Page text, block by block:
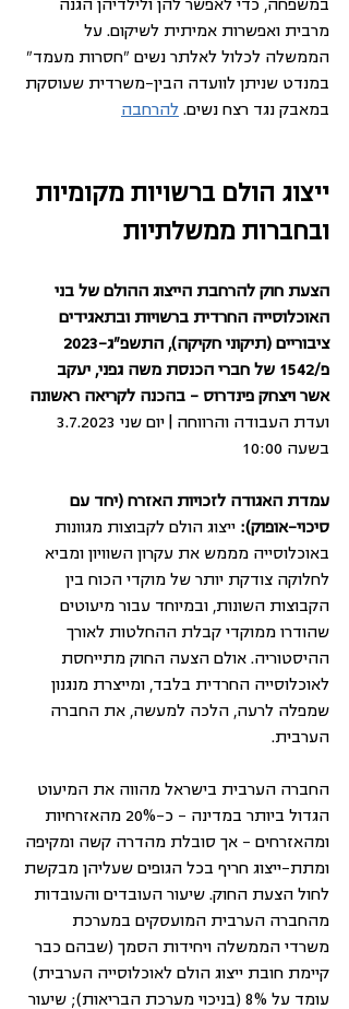
במשפחה, כדי לאפשר להן ולילדיהן הגנה
מרבית ואפשרות אמיתית לשיקום. על
הממשלה לכלול לאלתר נשים "חסרות מעמד"
במנדט שניתן לוועדה הבין-משרדית שעוסקת
במאבק נגד רצח נשים. להרחבה
ייצוג הולם ברשויות מקומיות
ובחברות ממשלתיות
הצעת חוק להרחבת הייצוג ההולם של בני
האוכלוסייה החרדית ברשויות ובתאגידים
פ/1542 של חברי הכנסת משה גפני, יעקב
אשר ויצחק פינדרוס – בהכנה לקריאה ראשונה
בשעה 10:00
עמדת האגודה לזכויות האזרח (יחד עם
סיכוי-אופוק): ייצוג הולם לקבוצות מגוונות
באוכלוסייה מממש את עקרון השוויון ומביא
לחלוקה צודקת יותר של מוקדי הכוח בין
הקבוצות השונות, ובמיוחד עבור מיעוטים
שהודרו ממוקדי קבלת ההחלטות לאורך
ההיסטוריה. אולם הצעה החוק מתייחסת
לאוכלוסייה החרדית בלבד, ומייצרת מנגנון
שמפלה לרעה, הלכה למעשה, את החברה
הערבית.
החברה הערבית בישראל מהווה את המיעוט
הגדול ביותר במדינה – כ-20% מהאזרחיות
ומהאזרחים – אך סובלת מהדרה קשה ומקיפה
ומתת-ייצוג חריף בכל הגופים שעליהן מבקשת
לחול הצעת החוק. שיעור העובדים והעובדות
מהחברה הערבית המועסקים במערכת
משרדי הממשלה ויחידות הסמך (שבהם כבר
קיימת חובת ייצוג הולם לאוכלוסייה הערבית)
עומד על 8% (בניכוי מערכת הבריאות); שיעור